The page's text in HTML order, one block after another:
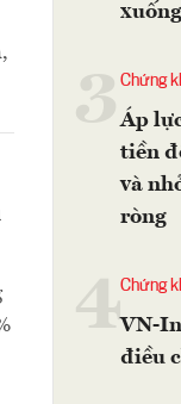
Chứng
Áp
tiền
và
ròng
4Chứng
VN-
điều